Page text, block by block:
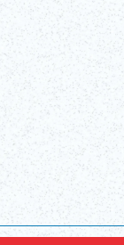
kaufen!